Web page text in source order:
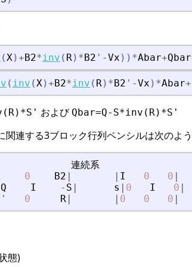
(X)+B2*inv ( R) * B2 ' -Vx ) ) *Abar+Qbar
( inv (X)+B2*inv ( R) * B2 ' -Vx ) *Abar+
および Qbar=Q-S*inv(R)*S'
関連する3ブロック行列ペンシルは次のよ
連続系
0 B2 I 0 0
Q I - S s 0 I 0
' 0 R 0 0 0
態)